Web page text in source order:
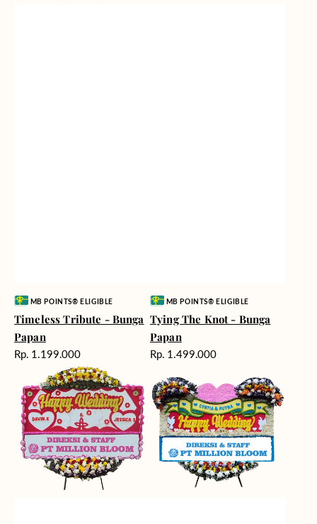
Vendor:MB POINTS® ELIGIBLE
Timeless Tribute - Bunga
Papan
Harga
Rp. 1.199.000
Vendor:MB POINTS® ELIGIBLE
Tying The Knot - Bunga
Papan
Harga
Rp. 1.499.000
Wishes
Bunga
Papan
Match
-
Bunga
Papan